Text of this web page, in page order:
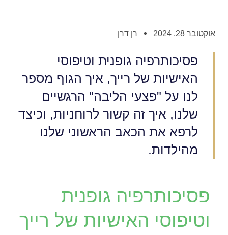
אוקטובר 28, 2024 רן דרן
פסיכותרפיה גופנית וטיפוסי
האישיות של רייך, איך הגוף מספר
לנו על "פצעי הליבה" הרגשיים
שלנו, איך זה קשור לרוחניות, וכיצד
לרפא את הכאב הראשוני שלנו
מהילדות.
פסיכותרפיה גופנית
וטיפוסי האישיות של רייך